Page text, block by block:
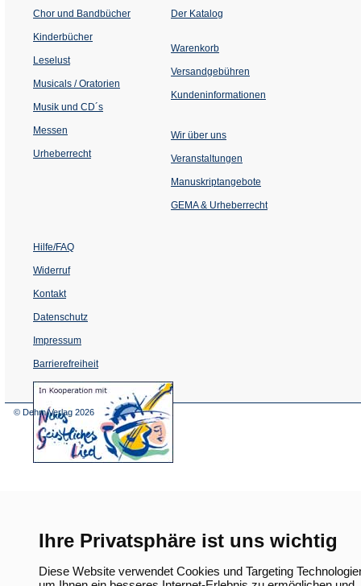
Ihre Privatsphäre ist uns wichtig
Diese Website verwendet Cookies und Targeting
Chor und Bandbücher
Kinderbücher
Leselust
Musicals / Oratorien
Musik und CD´s
Messen
Urheberrecht
Der Katalog
Warenkorb
Versandgebühren
Kundeninformationen
Wir über uns
Veranstaltungen
einem
Tab)
Manuskriptangebote
GEMA & Urheberrecht
Hilfe/FAQ
Widerruf
Kontakt
Datenschutz
Impressum
Barrierefreiheit
(Öffnet
in
© Dehm Verlag 2026